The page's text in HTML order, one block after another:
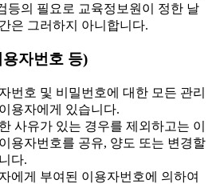
등의 필요로 교육정보원이 정한 날
은 그러하지 아니합니다.
자번호 등)
번호 및 비밀번호에 대한 모든 관리
용자에게 있습니다.
사유가 있는 경우를 제외하고는 이
용자번호를 공유, 양도 또는 변경할
다.
에게 부여된 이용자번호에 의하여